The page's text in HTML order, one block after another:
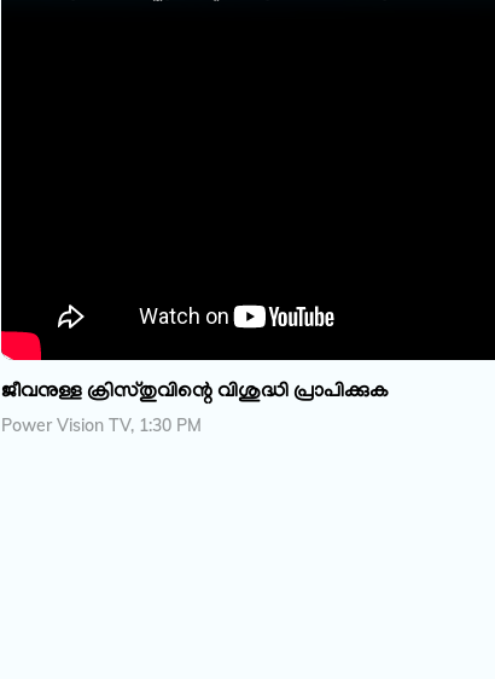
ജീവനുള്ള ക്രിസ്തുവിന്റെ വിശുദ്ധി പ്രാപിക്കുക
Power Vision TV, 1:30 PM